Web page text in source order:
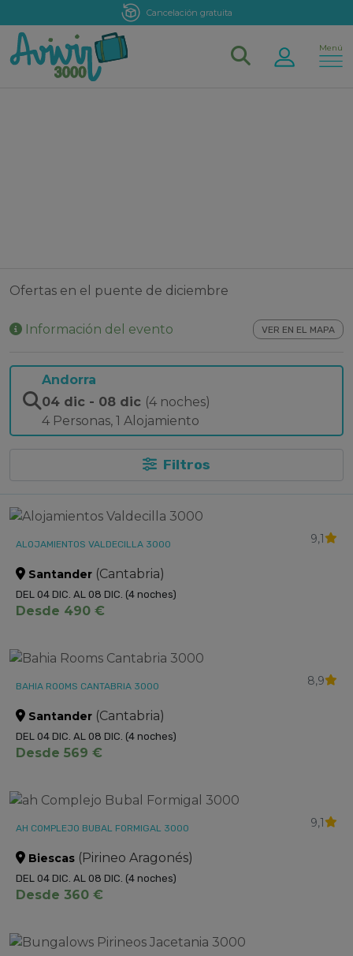
Cancelación gratuita
Menú
Ofertas en el puente de diciembre
Información del evento VER EN EL MAPA
Andorra
04 dic - 08 dic (4 noches)
4 Personas, 1 Alojamiento
Filtros
ALOJAMIENTOS VALDECILLA 3000 9,1
Santander (Cantabria)
DEL 04 DIC. AL 08 DIC. (4 noches)
Desde 490 €
BAHIA ROOMS CANTABRIA 3000 8,9
Santander (Cantabria)
DEL 04 DIC. AL 08 DIC. (4 noches)
Desde 569 €
AH COMPLEJO BUBAL FORMIGAL 3000 9,1
Biescas (Pirineo Aragonés)
DEL 04 DIC. AL 08 DIC. (4 noches)
Desde 360 €